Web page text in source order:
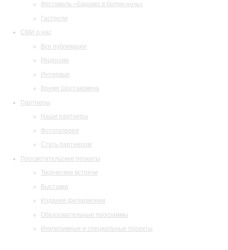
Фестиваль «Барокко в белую ночь»
Гастроли
СМИ о нас
Все публикации
Рецензии
Интервью
Время Шостаковича
Партнеры
Наши партнеры
Фотогалерея
Стать партнером
Просветительские проекты
Творческие встречи
Выставки
Издания филармонии
Образовательные программы
Инклюзивные и специальные проекты